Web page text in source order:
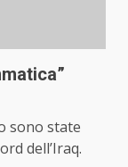
sono state
dell’Iraq.